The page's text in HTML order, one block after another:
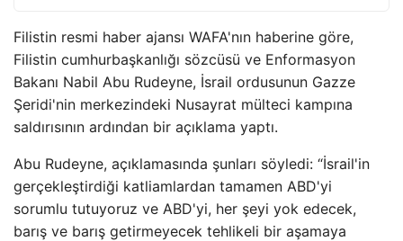
Filistin resmi haber ajansı WAFA'nın haberine göre,
Filistin cumhurbaşkanlığı sözcüsü ve Enformasyon
Bakanı Nabil Abu Rudeyne, İsrail ordusunun Gazze
Şeridi'nin merkezindeki Nusayrat mülteci kampına
saldırısının ardından bir açıklama yaptı.
Abu Rudeyne, açıklamasında şunları söyledi: “İsrail'in
gerçekleştirdiği katliamlardan tamamen ABD'yi
sorumlu tutuyoruz ve ABD'yi, her şeyi yok edecek,
barış ve barış getirmeyecek tehlikeli bir aşamaya